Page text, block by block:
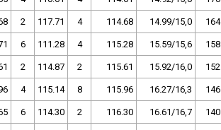
2 117.71 4 114.68 14.99/15,0 164
6 111.28 4 115.28 15.59/15,6 158
2 114.87 2 115.61 15.92/16,0 152
4 115.14 8 115.96 16.27/16,3 146
6 114.30 2 116.30 16.61/16,7 140